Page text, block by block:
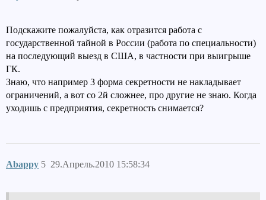
Подскажите пожалуйста, как отразится работа с
государственной тайной в России (работа по специальности)
на последующий выезд в США, в частности при выигрыше
ГК.
Знаю, что например 3 форма секретности не накладывает
ограничений, а вот со 2й сложнее, про другие не знаю. Когда
уходишь с предприятия, секретность снимается?
Abappy 29.Апрель.2010 15:58:34
5